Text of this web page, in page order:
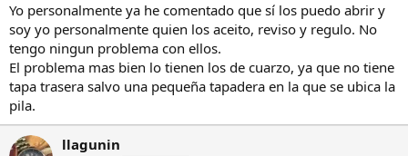
Yo personalmente ya he comentado que sí los puedo abrir y
soy yo personalmente quien los aceito, reviso y regulo. No
tengo ningun problema con ellos.
El problema mas bien lo tienen los de cuarzo, ya que no tiene
tapa trasera salvo una pequeña tapadera en la que se ubica la
pila.
llagunin